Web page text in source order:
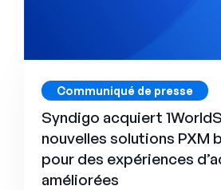
Communiqué de presse
Syndigo acquiert
nouvelles solutions PXM
pour des expériences
améliorées